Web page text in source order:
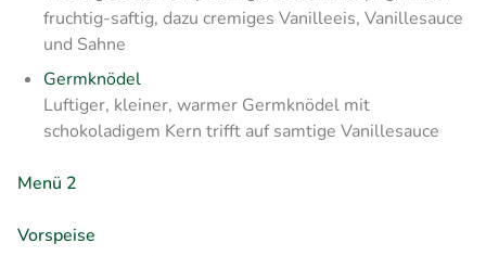
fruchtig-saftig, dazu cremiges Vanilleeis, Vanillesauce
und Sahne
Germknödel
Luftiger, kleiner, warmer Germknödel mit
schokoladigem Kern trifft auf samtige Vanillesauce
Menü 2
Vorspeise